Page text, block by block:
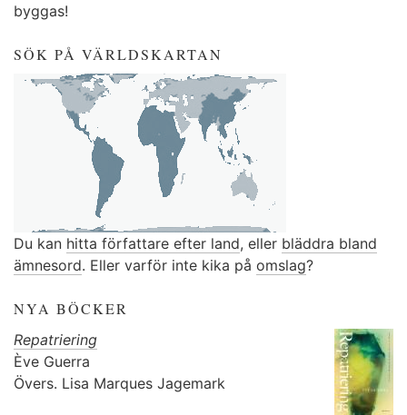
byggas!
SÖK PÅ VÄRLDSKARTAN
Du kan hitta författare efter land, eller bläddra bland
ämnesord. Eller varför inte kika på omslag?
NYA BÖCKER
Repatriering
Ève Guerra
Övers. Lisa Marques Jagemark